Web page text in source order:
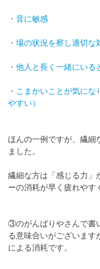
・音に敏感
・場の状況を察し適切な
・他人と長く一緒にいる
・こまかいことが気に
やすい）
ほんの一例ですが、繊細
ました。
繊細な方は「感じる力」
ーの消耗が早く疲れやす
③のがんばりやさんで書
る意味合いがございます
による消耗です。